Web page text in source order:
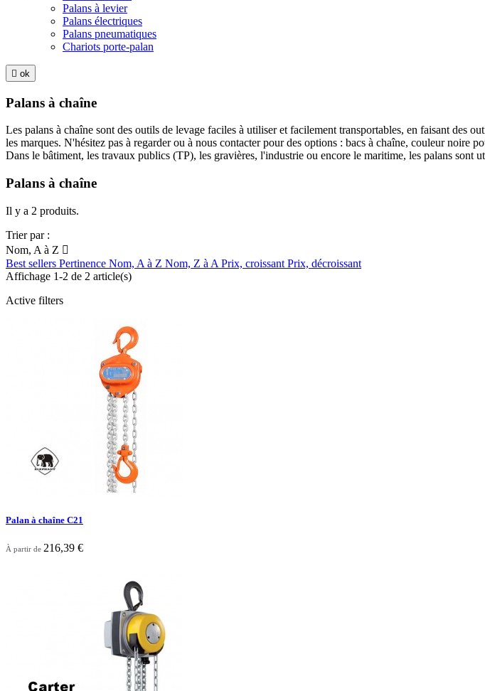
Palans à levier
Palans électriques
Palans pneumatiques
Chariots porte-palan
 ok
Palans à chaîne
Les palans à chaîne sont des outils de levage faciles à utiliser et facilement transportables, en faisant des
les marques. N'hésitez pas à regarder ou à nous contacter pour des options : bacs à chaîne, couleur noire
Dans le bâtiment, les travaux publics (TP), les gravières, l'industrie ou encore le maritime, les palans sont
Palans à chaîne
Il y a 2 produits.
Trier par :
Nom, A à Z 
Best sellers Pertinence Nom, A à Z Nom, Z à A Prix, croissant Prix, décroissant
Affichage 1-2 de 2 article(s)
Active filters
Palan à chaîne C21
À partir de 216,39 €